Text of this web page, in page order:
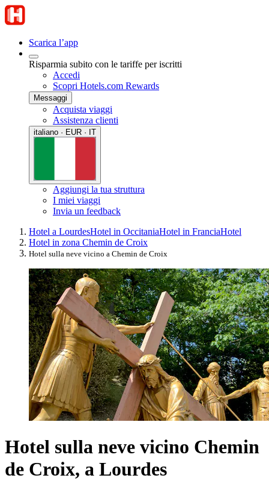
Scarica l’app
Risparmia subito con le tariffe per iscritti
Accedi
Scopri Hotels.com Rewards
Messaggi
Acquista viaggi
Assistenza clienti
italiano · EUR · IT
Aggiungi la tua struttura
I miei viaggi
Invia un feedback
Hotel a LourdesHotel in OccitaniaHotel in FranciaHotel
Hotel in zona Chemin de Croix
Hotel sulla neve vicino a Chemin de Croix
Hotel sulla neve vicino Chemin
de Croix, a Lourdes